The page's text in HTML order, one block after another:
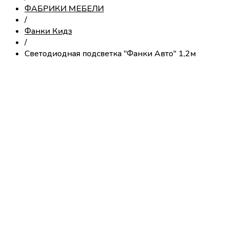
ФАБРИКИ МЕБЕЛИ
/
Фанки Кидз
/
Светодиодная подсветка "Фанки Авто" 1,2м